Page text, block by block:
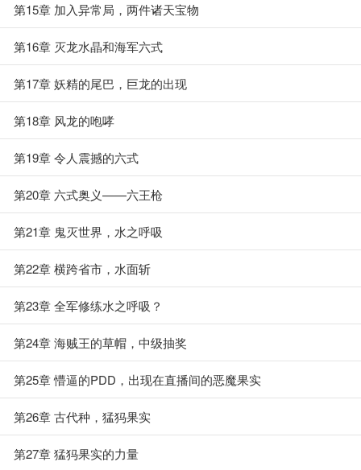
第15章 加入异常局，两件诸天宝物
第16章 灭龙水晶和海军六式
第17章 妖精的尾巴，巨龙的出现
第18章 风龙的咆哮
第19章 令人震撼的六式
第20章 六式奥义——六王枪
第21章 鬼灭世界，水之呼吸
第22章 横跨省市，水面斩
第23章 全军修练水之呼吸？
第24章 海贼王的草帽，中级抽奖
第25章 懵逼的PDD，出现在直播间的恶魔果实
第26章 古代种，猛犸果实
第27章 猛犸果实的力量